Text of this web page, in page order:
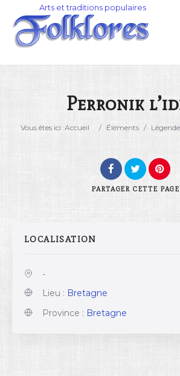
Catégorie
Perronik
Vous êtes ici :Accueil / Éléments /
PARTAGER CETTE PAGE
LOCALISATION
-
Lieu : Bretagne
Province : Bretagne